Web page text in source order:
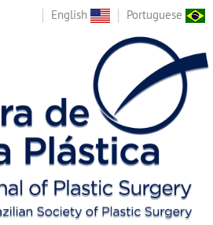
English Portuguese